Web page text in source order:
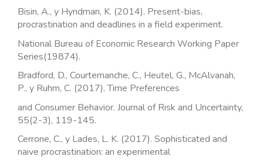
Bisin, A., y Hyndman, K. (2014). Present-bias,
procrastination and deadlines in a field experiment.
National Bureau of Economic Research Working Paper
Series(19874).
Bradford, D., Courtemanche, C., Heutel, G., McAlvanah,
P., y Ruhm, C. (2017). Time Preferences
and Consumer Behavior. Journal of Risk and Uncertainty,
55(2-3), 119-145.
Cerrone, C., y Lades, L. K. (2017). Sophisticated and
naive procrastination: an experimental